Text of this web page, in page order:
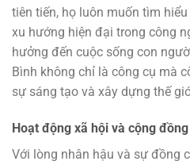
tiên tiến, họ luôn muốn tìm
xu hướng hiện đại trong công
hưởng đến cuộc sống con
Bình không chỉ là công cụ mà
sự sáng tạo và xây dựng thế
Hoạt động xã hội và cộng đồng
Với lòng nhân hậu và sự đồng